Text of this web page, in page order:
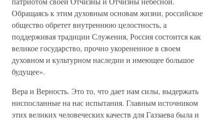
Обращаясь к этим духовным основам жизни, российское
общество обретет внутреннюю целостность, а
поддерживая традиции Служения, Россия состоится как
великое государство, прочно укорененное в своем
духовном и культурном наследии и имеющее большое
будущее».
Вера и Верность. Это то, что дает нам силы, выдержать
ниспосланные на нас испытания. Главным источником
этих великих человеческих качеств для Газзаева была и